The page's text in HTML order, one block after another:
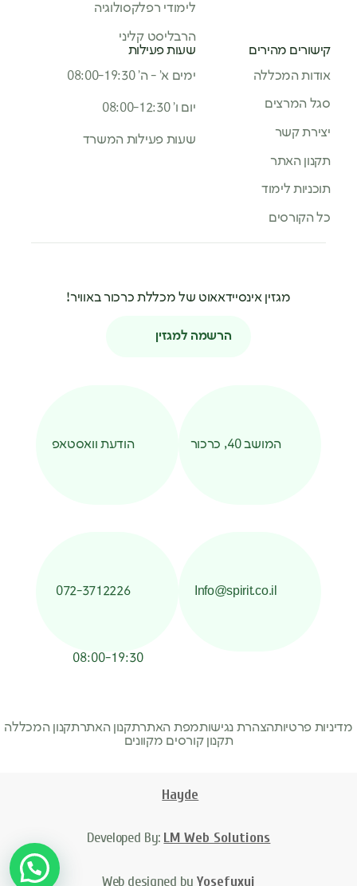
לימודי רפלקסולוגיה
הרבליסט קליני
קישורים מהירים
אודות המכללה
סגל המרצים
יצירת קשר
תקנון האתר
תוכניות לימוד
כל הקורסים
שעות פעילות
ימים א’ - ה’ 08:00-19:30
יום ו’ 08:00-12:30
שעות פעילות המשרד
מגזין אינסיידאאוט של מכללת כרכור באוויר!
הרשמה למגזין
המושב 40, כרכור הודעת וואסטאפ
Info@spirit.co.il
072-3712226
08:00-19:30
מדיניות פרטיותהצהרת נגישותמפת האתרתקנון האתרתקנון המכללה
תקנון קורסים מקוונים
Hayde
Developed By: LM Web Solutions
Web designed by Yosefuxui